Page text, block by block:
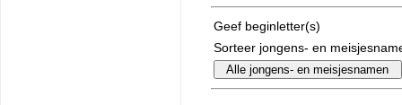
Geef beginletter(s)
Sorteer jongens- en